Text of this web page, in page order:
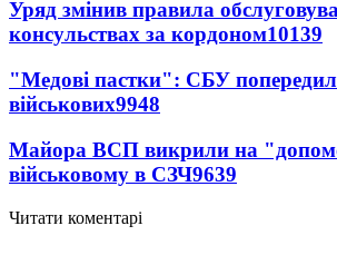
Уряд змінив правила
консульствах за кордоном10139
"Медові пастки": СБУ
військових9948
Майора ВСП викрили на
військовому в СЗЧ9639
Читати коментарі